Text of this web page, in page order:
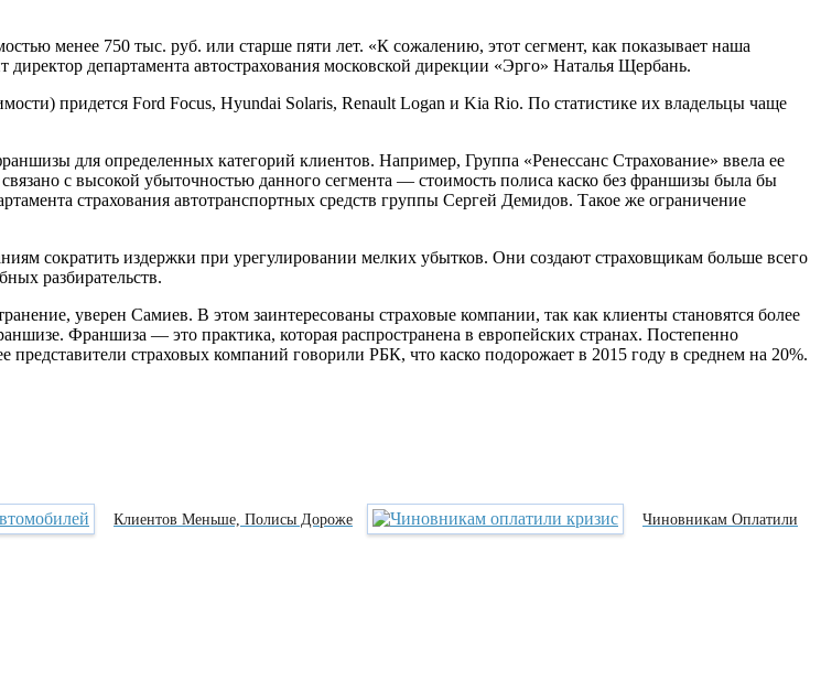
менее 750 тыс. руб. или старше пяти лет. «К сожалению, этот сегмент, как показывает наша
департамента автострахования московской дирекции «Эрго» Наталья Щербань.
придется Ford Focus, Hyundai Solaris, Renault Logan и Kia Rio. По статистике их владельцы чаще
для определенных категорий клиентов. Например, Группа «Ренессанс Страхование» ввела ее
с высокой убыточностью данного сегмента — стоимость полиса каско без франшизы была бы
страхования автотранспортных средств группы Сергей Демидов. Такое же ограничение
сократить издержки при урегулировании мелких убытков. Они создают страховщикам больше всего
разбирательств.
уверен Самиев. В этом заинтересованы страховые компании, так как клиенты становятся более
Франшиза — это практика, которая распространена в европейских странах. Постепенно
страховых компаний говорили РБК, что каско подорожает в 2015 году в среднем на 20%.
Клиентов Меньше, Полисы Дороже Чиновникам Оплатили